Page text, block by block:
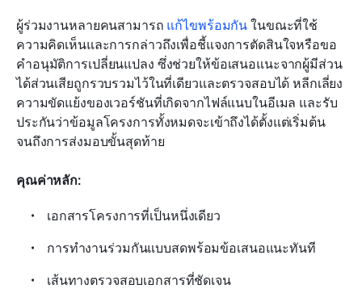
ผู้ร่วมงานหลายคนสามารถ แก้ไขพร้อมกัน ในขณะที่ใช้
ความคิดเห็นและการกล่าวถึงเพื่อชี้แจงการตัดสินใจหรือขอ
คำอนุมัติการเปลี่ยนแปลง ซึ่งช่วยให้ข้อเสนอแนะจากผู้มีส่วน
ได้ส่วนเสียถูกรวบรวมไว้ในที่เดียวและตรวจสอบได้ หลีกเลี่ยง
ความขัดแย้งของเวอร์ชันที่เกิดจากไฟล์แนบในอีเมล และรับ
ประกันว่าข้อมูลโครงการทั้งหมดจะเข้าถึงได้ตั้งแต่เริ่มต้น
จนถึงการส่งมอบขั้นสุดท้าย
คุณค่าหลัก:
เอกสารโครงการที่เป็นหนึ่งเดียว
การทำงานร่วมกันแบบสดพร้อมข้อเสนอแนะทันที
เส้นทางตรวจสอบเอกสารที่ชัดเจน